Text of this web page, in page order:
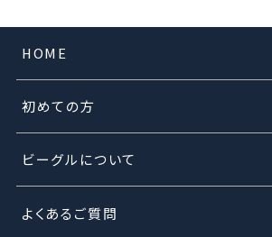
HOME
初めての方
ビーグルについて
よくあるご質問